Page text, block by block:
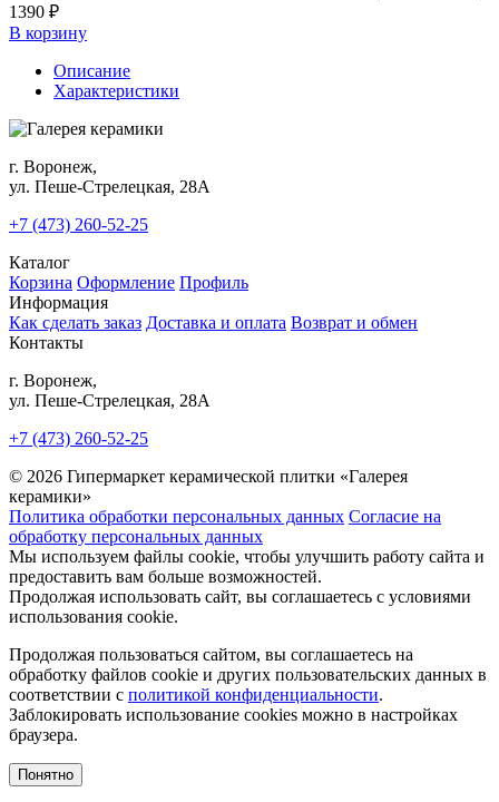
1390 ₽
В корзину
Описание
Характеристики
г. Воронеж,
ул. Пеше-Cтрелецкая, 28А
+7 (473) 260-52-25
Каталог
Корзина Оформление Профиль
Информация
Как сделать заказ Доставка и оплата Возврат и обмен
Контакты
г. Воронеж,
ул. Пеше-Cтрелецкая, 28А
+7 (473) 260-52-25
© 2026 Гипермаркет керамической плитки «Галерея
керамики»
Политика обработки персональных данных Согласие на
обработку персональных данных
Мы используем файлы cookie, чтобы улучшить работу сайта и
предоставить вам больше возможностей.
Продолжая использовать сайт, вы соглашаетесь с условиями
использования cookie.
Продолжая пользоваться сайтом, вы соглашаетесь на
обработку файлов cookie и других пользовательских данных в
соответствии с политикой конфиденциальности.
Заблокировать использование cookies можно в настройках
браузера.
Понятно